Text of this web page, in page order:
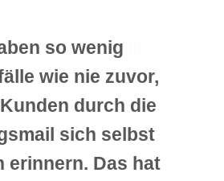
so viele tolle
da
jetzt mit dem
Portemonnaie
auffordern
so wenig
wie nie zuvor,
durch die
sich selbst
erinnern. Das hat
Facebook Seite
vor lauter
Absolut der
was dieser
bringt. “